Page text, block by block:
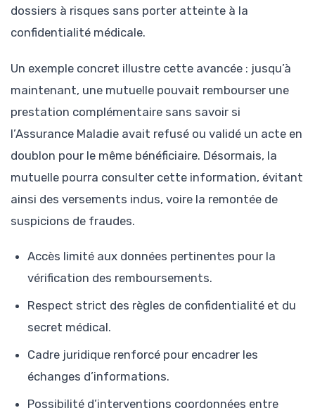
dossiers à risques sans porter atteinte à la
confidentialité médicale.
Un exemple concret illustre cette avancée : jusqu’à
maintenant, une mutuelle pouvait rembourser une
prestation complémentaire sans savoir si
l’Assurance Maladie avait refusé ou validé un acte en
doublon pour le même bénéficiaire. Désormais, la
mutuelle pourra consulter cette information, évitant
ainsi des versements indus, voire la remontée de
suspicions de fraudes.
Accès limité aux données pertinentes pour la
vérification des remboursements.
Respect strict des règles de confidentialité et du
secret médical.
Cadre juridique renforcé pour encadrer les
échanges d’informations.
Possibilité d’interventions coordonnées entre